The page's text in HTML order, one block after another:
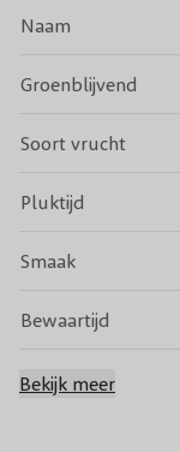
Naam
Groenblijvend
Soort vrucht
Pluktijd
Smaak
Bewaartijd
Bestuiving
Bekijk meer